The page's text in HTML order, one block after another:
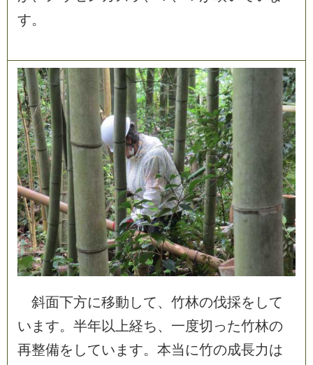
す。
斜面下方に移動 して、 竹林の伐採を して
い ま す。 半年以 上経ち、 一度切 った竹林の
再整備を してい ま す。 本当 に竹の成長力は